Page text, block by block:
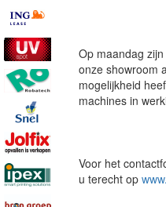
Op maandag
onze showroom
mogelijkheid
machines in
Voor het
u terecht op